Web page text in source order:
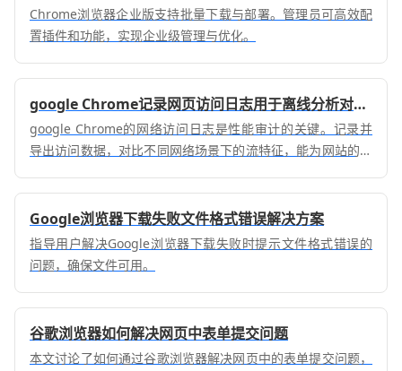
Chrome浏览器企业版支持批量下载与部署。管理员可高效配
置插件和功能，实现企业级管理与优化。
google Chrome记录网页访问日志用于离线分析对比报告
google Chrome的网络访问日志是性能审计的关键。记录并
导出访问数据，对比不同网络场景下的流特征，能为网站的性
Google浏览器下载失败文件格式错误解决方案
指导用户解决Google浏览器下载失败时提示文件格式错误的
问题，确保文件可用。
谷歌浏览器如何解决网页中表单提交问题
本文讨论了如何通过谷歌浏览器解决网页中的表单提交问题，